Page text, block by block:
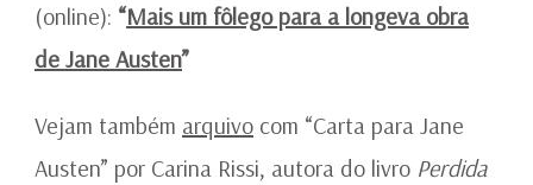
(online): “Mais um fôlego para a longeva obra
de Jane Austen”
Vejam também arquivo com “Carta para Jane
Austen” por Carina Rissi, autora do livro Perdida